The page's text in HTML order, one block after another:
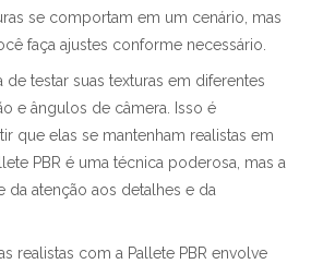
se comportam em um cenário, mas
faça ajustes conforme necessário.
de testar suas texturas em diferentes
e ângulos de câmera. Isso é
que elas se mantenham realistas em
PBR é uma técnica poderosa, mas a
da atenção aos detalhes e da
realistas com a Pallete PBR envolve